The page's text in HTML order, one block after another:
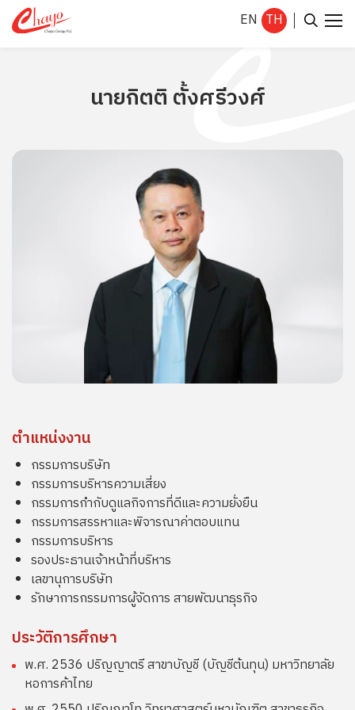
EN TH
ค้นหาในเว็บไซต์นายกิตติ ตั้งศรีวงศ์
ตำแหน่งงาน
กรรมการบริษัท
กรรมการบริหารความเสี่ยง
กรรมการกำกับดูแลกิจการที่ดีและความยั่งยืน
กรรมการสรรหาและพิจารณาค่าตอบแทน
กรรมการบริหาร
รองประธานเจ้าหน้าที่บริหาร
เลขานุการบริษัท
รักษาการกรรมการผู้จัดการ สายพัฒนาธุรกิจ
ประวัติการศึกษา
พ.ศ. 2536 ปริญญาตรี สาขาบัญชี (บัญชีต้นทุน) มหาวิทยาลัย
หอการค้าไทย